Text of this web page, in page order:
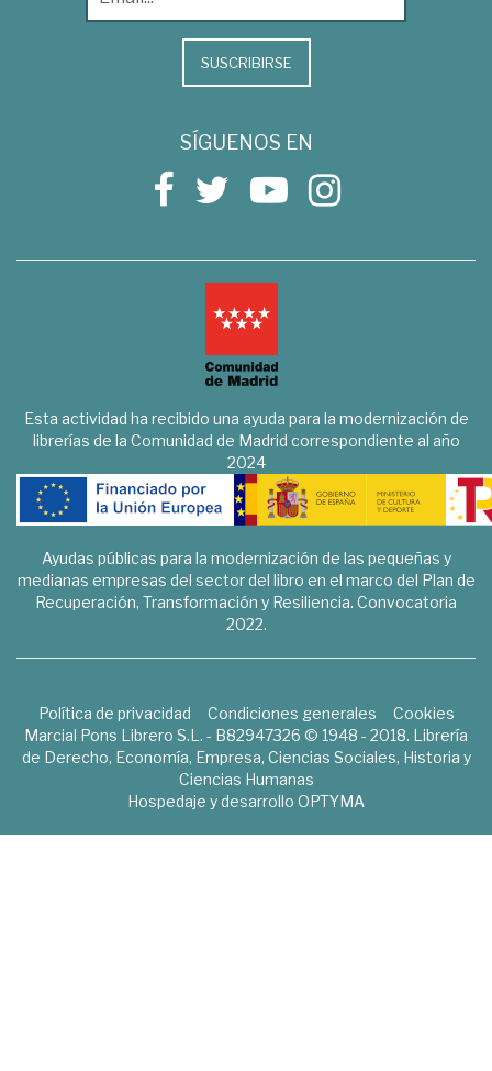
SUSCRIBIRSE
SÍGUENOS EN
Esta actividad ha recibido una ayuda para la modernización de
librerías de la Comunidad de Madrid correspondiente al año
2024
Ayudas públicas para la modernización de las pequeñas y
medianas empresas del sector del libro en el marco del Plan de
Recuperación, Transformación y Resiliencia. Convocatoria
2022.
Política de privacidad Condiciones generales
Cookies
Marcial Pons Librero S.L. - B82947326 © 1948 - 2018. Librería
de Derecho, Economía, Empresa, Ciencias Sociales, Historia y
Ciencias Humanas
Hospedaje y desarrollo OPTYMA